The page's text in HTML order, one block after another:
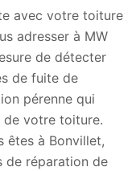
avec votre toiture
adresser à MW
de détecter
de fuite de
pérenne qui
de votre toiture.
êtes à Bonvillet,
de réparation de